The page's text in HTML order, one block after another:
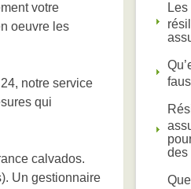
votre
oeuvre les
notre service
qui
calvados.
Un gestionnaire
des